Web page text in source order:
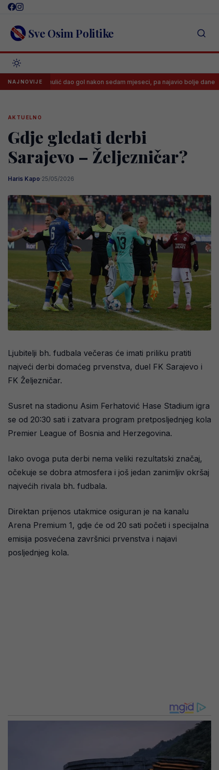
Skip
content Sve Osim Politike
NAJNOVIJE
Hamulić dao gol nakon sedam mjeseci, pa najavio bolje dane
AKTUELNO
Gdje gledati derbi
Sarajevo – Željezničar?
Haris Kapo·25/05/2026
Ljubitelji bh. fudbala večeras će imati priliku pratiti
najveći derbi domaćeg prvenstva, duel FK Sarajevo i
FK Željezničar.
Susret na stadionu Asim Ferhatović Hase Stadium igra
se od 20:30 sati i zatvara program pretposljednjeg kola
Premier League of Bosnia and Herzegovina.
Iako ovoga puta derbi nema veliki rezultatski značaj,
očekuje se dobra atmosfera i još jedan zanimljiv okršaj
najvećih rivala bh. fudbala.
Direktan prijenos utakmice osiguran je na kanalu
Arena Premium 1, gdje će od 20 sati početi i specijalna
emisija posvećena završnici prvenstva i najavi
posljednjeg kola.